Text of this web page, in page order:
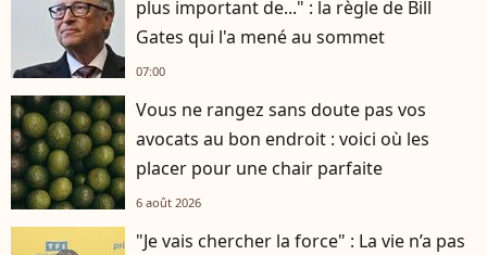
plus important de..." : la règle de Bill
Gates qui l'a mené au sommet
07:00
Vous ne rangez sans doute pas vos
avocats au bon endroit : voici où les
placer pour une chair parfaite
6 août 2026
"Je vais chercher la force" : La vie n’a pas